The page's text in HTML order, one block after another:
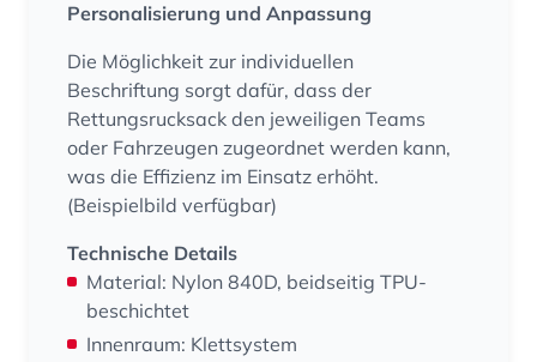
Personalisierung und Anpassung
Die Möglichkeit zur individuellen
Beschriftung sorgt dafür, dass der
Rettungsrucksack den jeweiligen Teams
oder Fahrzeugen zugeordnet werden kann,
was die Effizienz im Einsatz erhöht.
(Beispielbild verfügbar)
Technische Details
Material: Nylon 840D, beidseitig TPU-
beschichtet
Innenraum: Klettsystem